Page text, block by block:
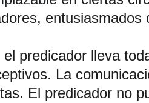
predicador lleva
La
El predicador no